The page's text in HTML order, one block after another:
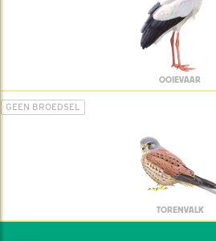
OOIEVAAR
GEEN BROEDSEL
TORENVALK